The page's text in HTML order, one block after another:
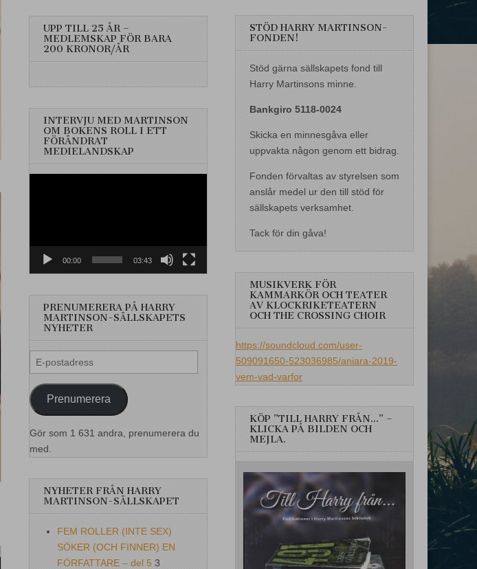
UPP TILL 25 ÅR –
MEDLEMSKAP FÖR BARA
200 KRONOR/ÅR
INTERVJU MED MARTINSON
OM BOKENS ROLL I ETT
FÖRÄNDRAT
MEDIELANDSKAP
00:00 03:43
PRENUMERERA PÅ HARRY
MARTINSON-SÄLLSKAPETS
NYHETER
E-
postadress
Prenumerera
Gör som 1 631 andra, prenumerera du
med.
NYHETER FRÅN HARRY
MARTINSON-SÄLLSKAPET
FEM ROLLER (INTE SEX)
SÖKER (OCH FINNER) EN
FÖRFATTARE – del 5 3
STÖD HARRY MARTINSON-
FONDEN!
Stöd gärna sällskapets fond till
Harry Martinsons minne.
Bankgiro 5118-0024
Skicka en minnesgåva eller
uppvakta någon genom ett bidrag.
Fonden förvaltas av styrelsen som
anslår medel ur den till stöd för
sällskapets verksamhet.
Tack för din gåva!
MUSIKVERK FÖR
KAMMARKÖR OCH TEATER
AV KLOCKRIKETEATERN
OCH THE CROSSING CHOIR
https://soundcloud.com/user-
509091650-523036985/aniara-2019-
vem-vad-varfor
KÖP ”TILL HARRY FRÅN…” –
KLICKA PÅ BILDEN OCH
MEJLA.